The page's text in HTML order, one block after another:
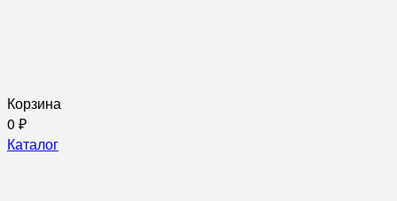
Корзина
0 ₽
Каталог